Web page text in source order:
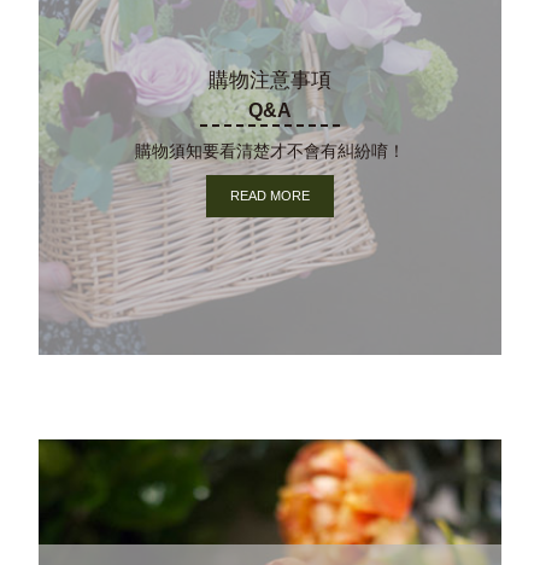
購物注意事項
Q&A
購物須知要看清楚才不會有糾紛唷！
READ MORE